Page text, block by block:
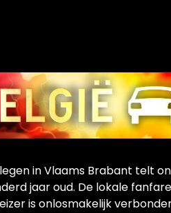
in Vlaams Brabant telt
jaar oud. De lokale
is onlosmakelijk